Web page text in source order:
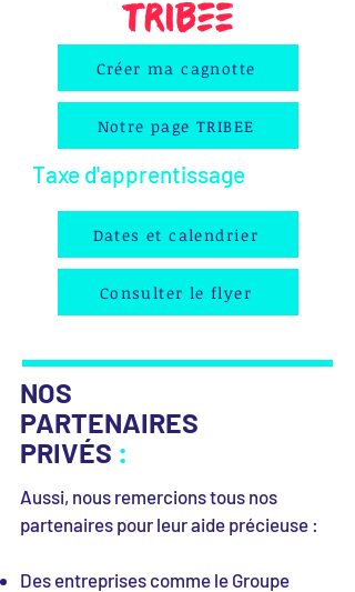
Créer ma cagnotte
Notre page TRIBEE
Taxe d'apprentissage
Dates et calendrier
Consulter le flyer
NOS
PARTENAIRES
PRIVÉS :
Aussi, nous remercions tous nos
partenaires pour leur aide précieuse :
Des entreprises comme le Groupe